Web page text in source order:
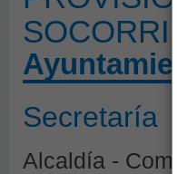
Secretaría
Alcaldía -